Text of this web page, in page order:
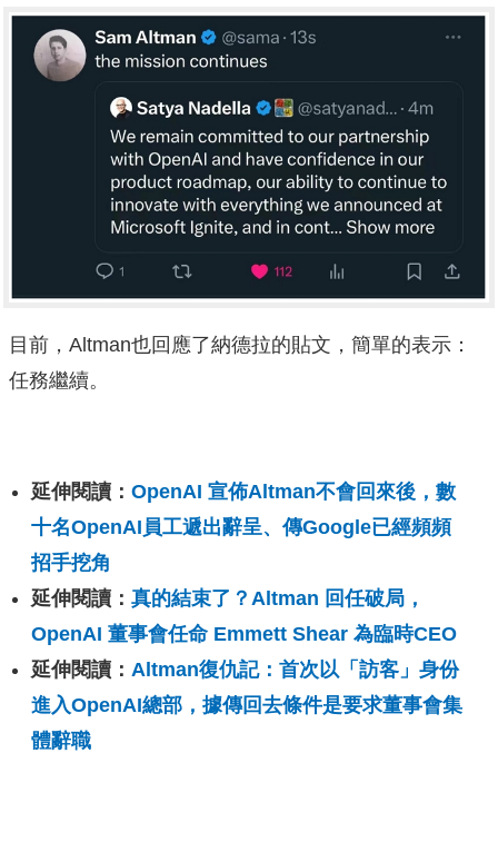
任務繼續。
十名OpenAI員工遞出辭呈、傳Google已經頻頻
招手挖角
延伸閱讀：
OpenAI 董事會任命 Emmett Shear 為臨時CEO
延伸閱讀：Altman復仇記：首次以「訪客」身份
進入OpenAI總部，據傳回去條件是要求董事會集
體辭職